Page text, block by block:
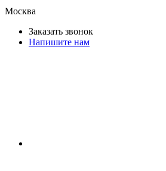
Москва
Заказать звонок
Напишите нам